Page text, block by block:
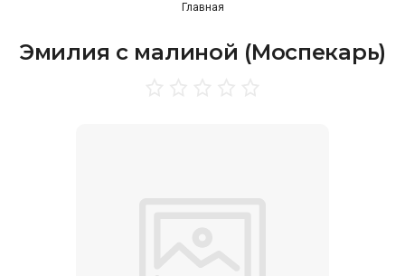
Главная
Эмилия с малиной (Моспекарь)